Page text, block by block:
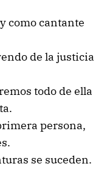
como cantante
de la justicia
todo de ella
persona,
se suceden.